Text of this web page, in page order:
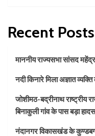
Recent Posts
माननीय राज्यसभा सांसद
नदी किनारे मिला अज्ञात
जोशीमठ-बद्रीनाथ राष्ट्रीय
बिनाकुली गांव के पास बड़ा
नंदानगर विकासखंड के